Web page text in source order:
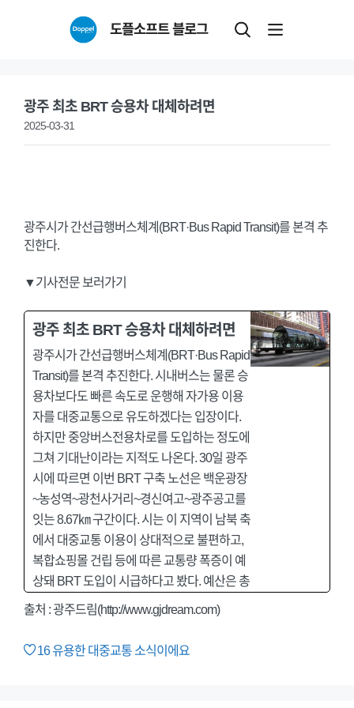
도플소프트 블로그
광주 최초 BRT 승용차 대체하려면
2025-03-31
광주시가 간선급행버스체계(BRT·Bus Rapid Transit)를 본격 추
진한다.
▼기사전문 보러가기
광주 최초 BRT 승용차 대체하려면
광주시가 간선급행버스체계(BRT·Bus Rapid
Transit)를 본격 추진한다. 시내버스는 물론 승
용차보다도 빠른 속도로 운행해 자가용 이용
자를 대중교통으로 유도하겠다는 입장이다.
하지만 중앙버스전용차로를 도입하는 정도에
그쳐 기대난이라는 지적도 나온다. 30일 광주
시에 따르면 이번 BRT 구축 노선은 백운광장
~농성역~광천사거리~경신여고~광주공고를
잇는 8.67㎞ 구간이다. 시는 이 지역이 남북 축
에서 대중교통 이용이 상대적으로 불편하고,
복합쇼핑몰 건립 등에 따른 교통량 폭증이 예
상돼 BRT 도입이 시급하다고 봤다. 예산은 총
출처 : 광주드림(http://www.gjdream.com)
16유용한 대중교통 소식이에요